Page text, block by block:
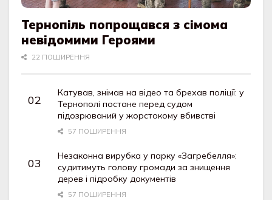
Тернопіль попрощався з сімома
невідомими Героями
22 ПОШИРЕННЯ
Катував, знімав на відео та брехав поліції: у
Тернополі постане перед судом
підозрюваний у жорстокому вбивстві
57 ПОШИРЕННЯ
Незаконна вирубка у парку «Загребелля»:
судитимуть голову громади за знищення
дерев і підробку документів
57 ПОШИРЕННЯ